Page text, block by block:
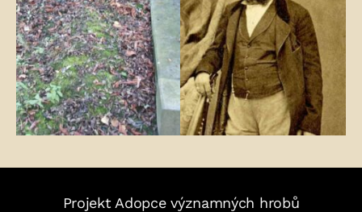
Projekt Adopce významných hrobů